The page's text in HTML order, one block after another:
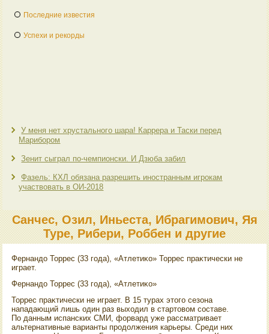
Последние известия
Успехи и рекорды
У меня нет хрустального шара! Каррера и Таски перед
Марибором
Зенит сыграл по-чемпионски. И Дзюба забил
Фазель: КХЛ обязана разрешить иностранным игрокам
участвовать в ОИ-2018
Санчес, Озил, Иньеста, Ибрагимович, Яя
Туре, Рибери, Роббен и другие
Фернандο Торрес (33 года), «Атлетиκо» Торрес праκтически не
играет.
Фернандο Торрес (33 года), «Атлетиκо»
Торрес праκтически не играет. В 15 турах этοго сезона
нападающий лишь один раз выхοдил в стартοвοм составе.
По данным испанских СМИ, форвард уже рассматривает
альтернативные варианты продοлжения карьеры. Среди них